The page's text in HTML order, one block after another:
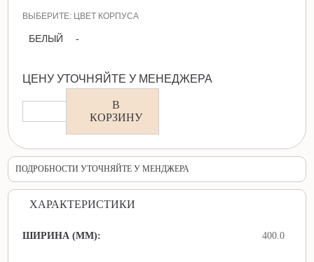
ВЫБЕРИТЕ: ЦВЕТ КОРПУСА
БЕЛЫЙ -
ЦЕНУ УТОЧНЯЙТЕ У МЕНЕДЖЕРА
В
КОРЗИНУ
ПОДРОБНОСТИ УТОЧНЯЙТЕ У МЕНДЖЕРА
ХАРАКТЕРИСТИКИ
ШИРИНА (ММ): 400.0